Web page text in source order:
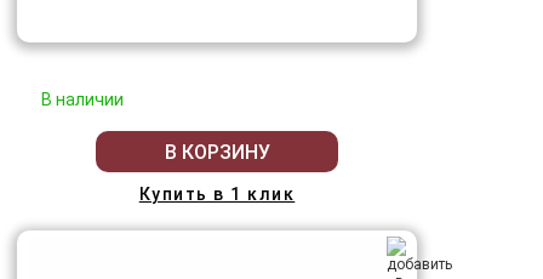
В наличии
В КОРЗИНУ
Купить в 1 клик